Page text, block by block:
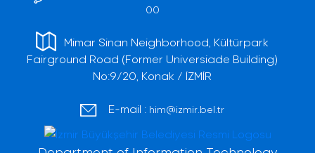
00
Mimar Sinan Neighborhood, Kültürpark
Fairground Road (Former Universiade Building)
No:9/20, Konak / İZMİR
E-mail : him@izmir.bel.tr